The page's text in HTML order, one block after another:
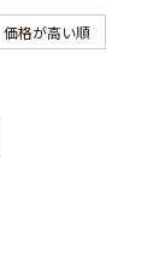
価格が高い順